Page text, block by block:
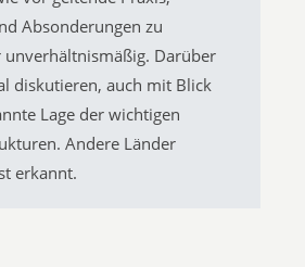
Absonderungen zu
unverhältnismäßig. Darüber
diskutieren, auch mit Blick
Lage der wichtigen
Andere Länder
erkannt.